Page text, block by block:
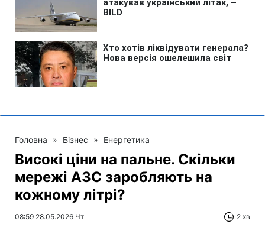
Головна » Бізнес » Енергетика
Високі ціни на пальне. Скільки
мережі АЗС заробляють на
кожному літрі?
08:59 28.05.2026 Чт 2 хв